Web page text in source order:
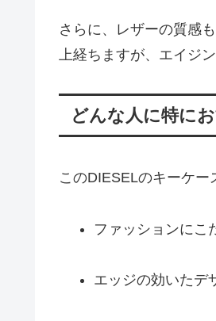
さらに、レザーの質感
上経ちますが、エイジ
どんな人に特に
このDIESELのキーケー
ファッションにこ
エッジの効いたデ